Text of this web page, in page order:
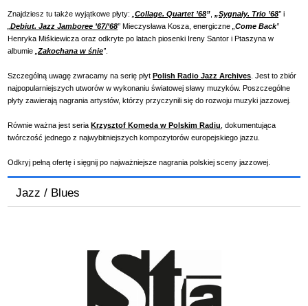
Znajdziesz tu także wyjątkowe płyty: Collage. Quartet ’68” „Sygnały. Trio ’68” i
Debiut. Jazz Jamboree ’67/’68” Mieczysława Kosza, energiczne Come Back”
Henryka Miśkiewicza oraz odkryte po latach piosenki Ireny Santor i Ptaszyna w
albumie Zakochana w śnie”
Szczególną uwagę zwracamy na serię płyt Polish Radio Jazz Archives . Jest to zbiór
najpopularniejszych utworów w wykonaniu światowej sławy muzyków. Poszczególne
płyty zawierają nagrania artystów, którzy przyczynili się do rozwoju muzyki jazzowej.
Równie ważna jest seria Krzysztof Komeda w Polskim Radiu , dokumentująca
twórczość jednego z najwybitniejszych kompozytorów europejskiego jazzu.
Odkryj pełną ofertę i sięgnij po najważniejsze nagrania polskiej sceny jazzowej.
Jazz / Blues